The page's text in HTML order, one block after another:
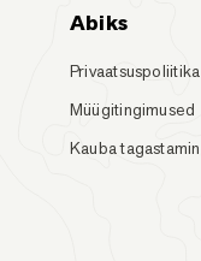
Abiks
Privaatsuspoliitika
Müügitingimused
Kauba